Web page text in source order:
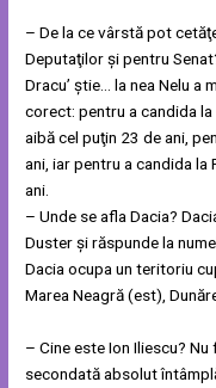
– De la ce vârstă pot
Deputaţilor şi pentru
Dracu’ știe… la nea Nelu
corect: pentru a candida
aibă cel puţin 23 de ani,
ani, iar pentru a candida
ani.
– Unde se afla Dacia?
Duster și răspunde la
Dacia ocupa un teritoriu
Marea Neagră (est),
– Cine este Ion Iliescu?
secondată absolut